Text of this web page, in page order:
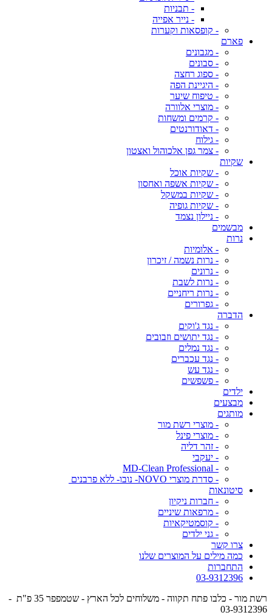
- תבניות
- נייר אפייה
- קופסאות וקערות
פארם
- מגבונים
- סבונים
- ספוג רחצה
- היגיינת הפה
- טיפוח שיער
- מוצרי אלוורה
- קרמים ומשחות
- דאודורנטים
- גילוח
- צמר גפן אלכוהול ואצטון
שקיות
- שקיות אוכל
- שקיות אשפה ואחסון
- שקיות במשקל
- שקיות גופיה
- ניילון נצמד
מבשמים
נרות
- אלומיות
- נרות נשמה / זיכרון
- נרונים
- נרות לשבת
- נרות ריחניים
- גפרורים
הדברה
- נגד ג'וקים
- נגד יתושים וזבובים
- נגד נמלים
- נגד עכברים
- נגד עש
- פשפשים
ילדים
מבצעים
מותגים
- מוצרי רשת מור
- מוצרי פינל
- זהר דליה
- יעקבי
- MD-Clean Professional
- סדרת מוצרי NOVO- נובו- ללא פרבנים
סיטונאות
- חברות ניקיון
- מרפאות שיניים
- קוסמטיקאיות
- גני ילדים
צרו קשר
כמה מילים על המוצרים שלנו
התחברות
03-9312396
רשת מור - כלבו פתח תקווה - משלוחים לכל הארץ - שטמפפר 35 פ"ת -
03-9312396